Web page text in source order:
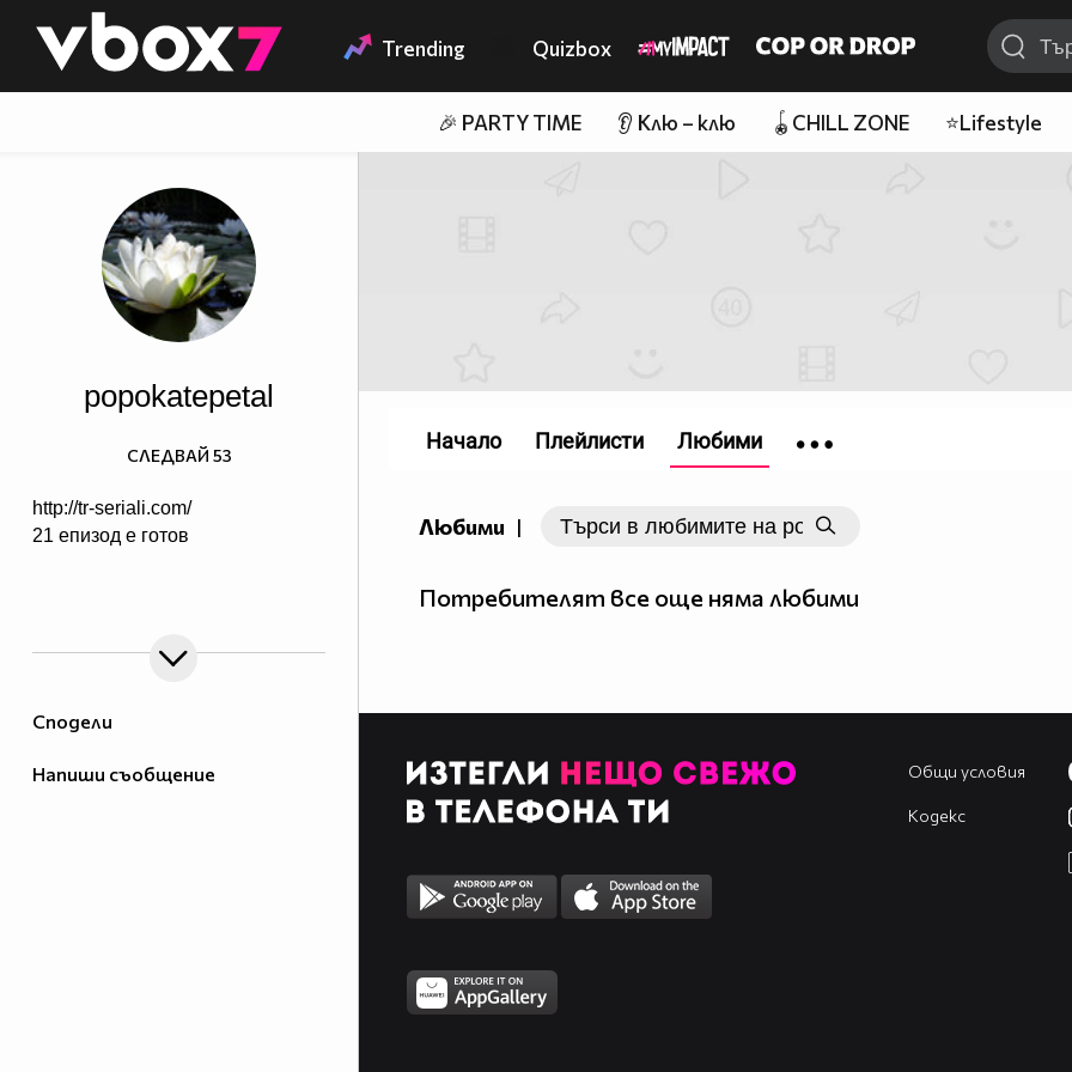
👾 Trending Quizbox
🎉 PARTY TIME 👂 Клю – клю 🪀CHILL ZONE ⭐Lifestyle
Сподели
Напиши съобщение
popokatepetal
http://tr-seriali.com/
21 епизод е готов
СЛЕДВАЙ 53
Любими |
Потребителят все още няма любими
Начало Плейлисти Любими
Общи условия
Кодекс